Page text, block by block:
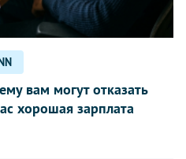
вам могут отказать
хорошая зарплата